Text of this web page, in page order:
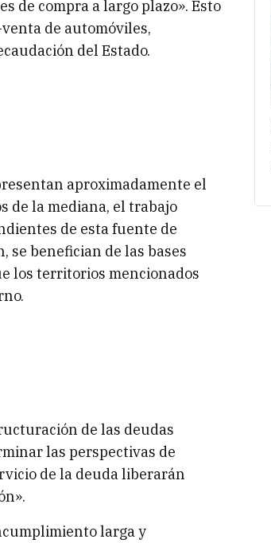
de compra a largo plazo». Esto
de automóviles,
del Estado.
aproximadamente el
de la mediana, el trabajo
de esta fuente de
se benefician de las bases
los territorios mencionados
de las deudas
las perspectivas de
de la deuda liberarán
larga y